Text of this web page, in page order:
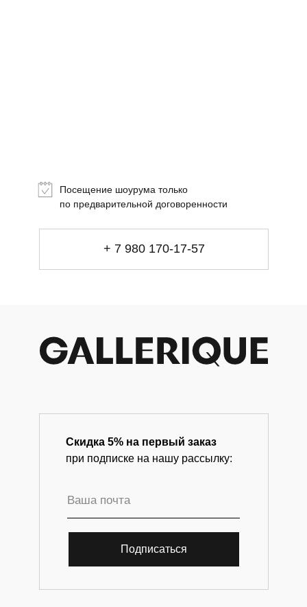
+ 7 980 170-17-57
Посещение шоурума только
по предварительной договоренности
Скидка 5% на первый заказ
при подписке на нашу рассылку:
Магазин-галерея винтажных предметов и
+ 7 980 170-17-57
Подписаться